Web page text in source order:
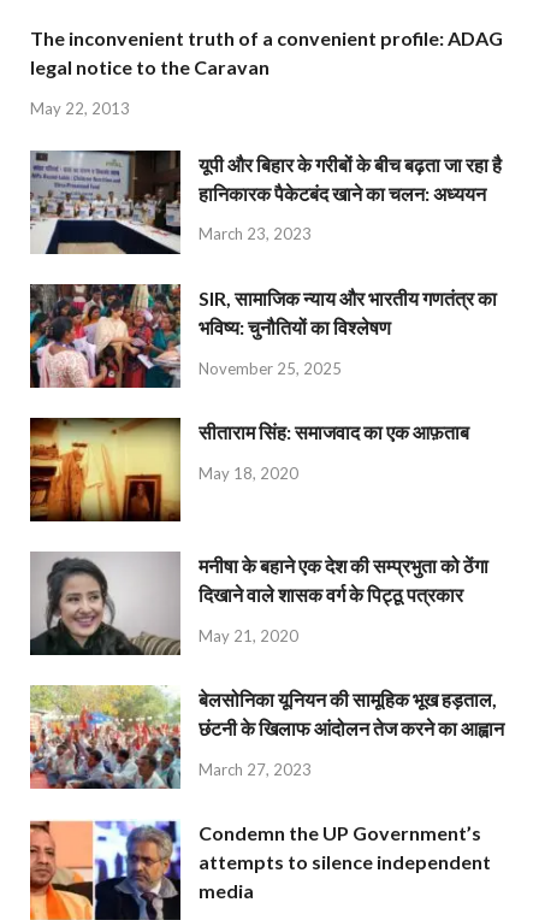
The inconvenient truth of a convenient profile: ADAG
legal notice to the Caravan
May 22, 2013
यूपी और बिहार के गरीबों के बीच बढ़ता जा रहा है
हानिकारक पैकेटबंद खाने का चलन: अध्ययन
March 23, 2023
SIR, सामाजिक न्याय और भारतीय गणतंत्र का
भविष्य: चुनौतियों का विश्लेषण
November 25, 2025
सीताराम सिंह: समाजवाद का एक आफ़ताब
May 18, 2020
मनीषा के बहाने एक देश की सम्प्रभुता को ठेंगा
दिखाने वाले शासक वर्ग के पिट्ठू पत्रकार
May 21, 2020
बेलसोनिका यूनियन की सामूहिक भूख हड़ताल,
छंटनी के खिलाफ आंदोलन तेज करने का आह्वान
March 27, 2023
Condemn the UP Government’s
attempts to silence independent
media